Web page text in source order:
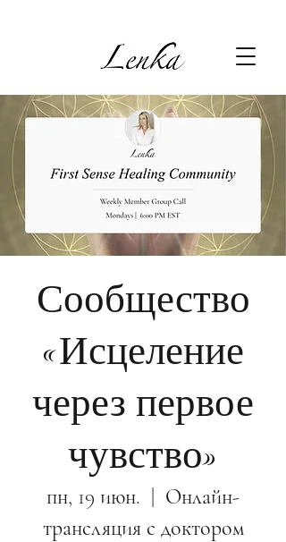
Сообщество
«Исцеление
через первое
чувство»
пн, 19 июн.
Онлайн-
трансляция с доктором